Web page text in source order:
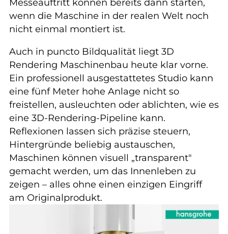
Messeauftritt können bereits dann starten,
wenn die Maschine in der realen Welt noch
nicht einmal montiert ist.
Auch in puncto Bildqualität liegt 3D
Rendering Maschinenbau heute klar vorne.
Ein professionell ausgestattetes Studio kann
eine fünf Meter hohe Anlage nicht so
freistellen, ausleuchten oder ablichten, wie es
eine 3D-Rendering-Pipeline kann.
Reflexionen lassen sich präzise steuern,
Hintergründe beliebig austauschen,
Maschinen können visuell „transparent"
gemacht werden, um das Innenleben zu
zeigen – alles ohne einen einzigen Eingriff
am Originalprodukt.